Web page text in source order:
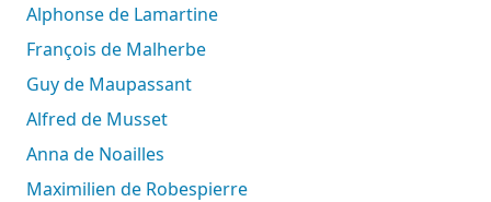
Alphonse de Lamartine
François de Malherbe
Guy de Maupassant
Alfred de Musset
Anna de Noailles
Maximilien de Robespierre